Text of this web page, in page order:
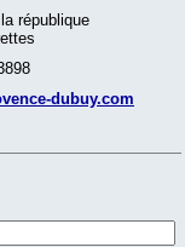
république
dubuy.com